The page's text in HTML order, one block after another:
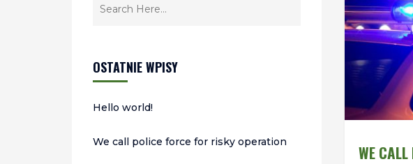
OSTATNIE WPISY
Hello world!
We call police force for risky operation